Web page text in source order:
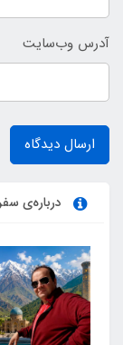
آدرس وب‌سایت
ارسال دیدگاه
درباره‌ی